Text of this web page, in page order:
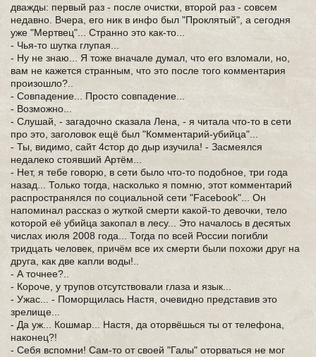
дважды: первый раз - после очистки, второй раз - совсем
недавно. Вчера, его ник в инфо был "Проклятый", а сегодня
уже "Мертвец"... Странно это как-то...
- Чья-то шутка глупая...
- Ну не знаю... Я тоже вначале думал, что его взломали, но,
вам не кажется странным, что это после того комментария
произошло?..
- Совпадение... Просто совпадение...
- Возможно...
- Слушай, - загадочно сказала Лена, - я читала что-то в сети
про это, заголовок ещё был "Комментарий-убийца"...
- Ты, видимо, сайт 4стор до дыр изучила! - Засмеялся
недалеко стоявший Артём...
- Нет, я тебе говорю, в сети было что-то подобное, три года
назад... Только тогда, насколько я помню, этот комментарий
распространялся по социальной сети "Facebook"... Он
напоминал рассказ о жуткой смерти какой-то девочки, тело
которой её убийца закопал в лесу... Это началось в десятых
числах июля 2008 года... Тогда по всей России погибли
тридцать человек, причём все их смерти были похожи друг на
друга, как две капли воды!..
- А точнее?..
- Короче, у трупов отсутствовали глаза и язык...
- Ужас... - Поморщилась Настя, очевидно представив это
зрелище...
- Да уж... Кошмар... Настя, да оторвёшься ты от телефона,
наконец?!
- Себя вспомни! Сам-то от своей "Галы" оторваться не мог